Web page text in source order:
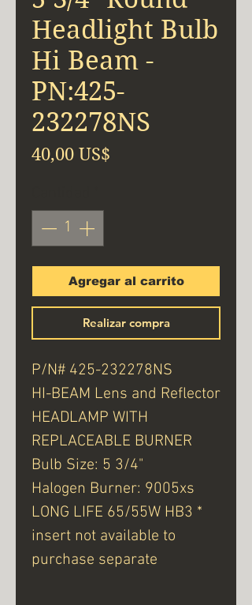
Headlight Bulb
Hi Beam -
PN:425-
232278NS
40,00 US$
Agregar al carrito
Realizar compra
P/N# 425-232278NS
HI-BEAM Lens and Reflector
HEADLAMP WITH
REPLACEABLE BURNER
Bulb Size: 5 3/4"
Halogen Burner: 9005xs
LONG LIFE 65/55W HB3 *
insert not available to
purchase separate